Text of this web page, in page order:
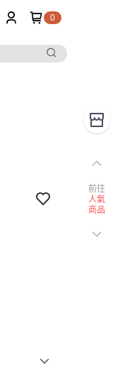
0
前往
人氣
商品